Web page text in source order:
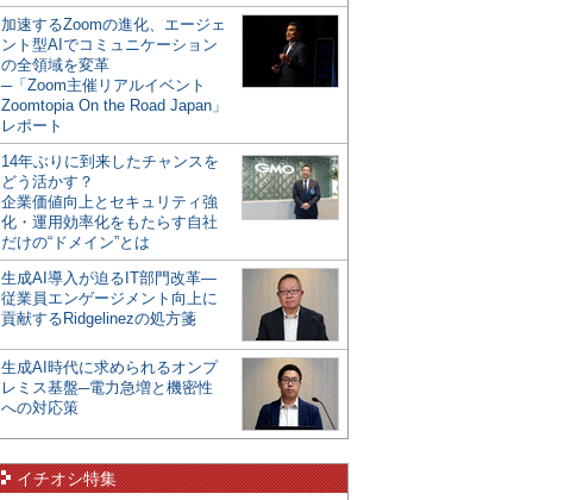
加速するZoomの進化、エージェ
ント型AIでコミュニケーション
の全領域を変革
─「Zoom主催リアルイベント
Zoomtopia On the Road Japan」
レポート
14年ぶりに到来したチャンスを
どう活かす？
企業価値向上とセキュリティ強
化・運用効率化をもたらす自社
だけの“ドメイン”とは
生成AI導入が迫るIT部門改革―
従業員エンゲージメント向上に
貢献するRidgelinezの処方箋
生成AI時代に求められるオンプ
レミス基盤─電力急増と機密性
への対応策
イチオシ特集